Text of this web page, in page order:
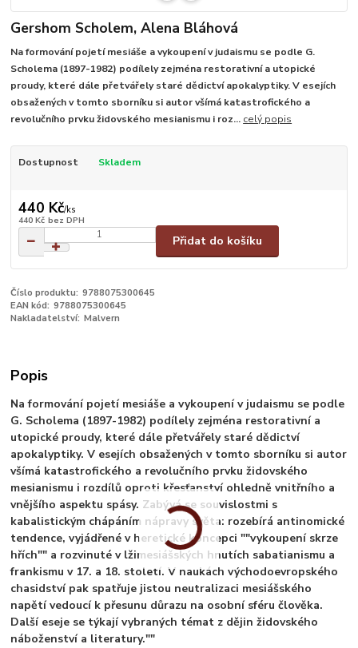
Gershom Scholem, Alena Bláhová
Na formování pojetí mesiáše a vykoupení v judaismu se podle G.
Scholema (1897-1982) podílely zejména restorativní a utopické
proudy, které dále přetvářely staré dědictví apokalyptiky. V esejích
obsažených v tomto sborníku si autor všímá katastrofického a
revolučního prvku židovského mesianismu i roz... celý popis
Dostupnost Skladem
440 Kč/ks
440 Kč bez DPH
Přidat do košíku
Číslo produktu: 9788075300645
EAN kód: 9788075300645
Nakladatelství: Malvern
Popis
Na formování pojetí mesiáše a vykoupení v judaismu se podle
G. Scholema (1897-1982) podílely zejména restorativní a
utopické proudy, které dále přetvářely staré dědictví
apokalyptiky. V esejích obsažených v tomto sborníku si autor
všímá katastrofického a revolučního prvku židovského
mesianismu i rozdílů oproti křesťanství ohledně vnitřního a
vnějšího aspektu spásy. Zabývá se souvislostmi s
kabalistickým chápáním nápravy světa: rozebírá antinomické
tendence, vyjádřené v heretické koncepci ""vykoupení skrze
hřích"" a rozvinuté v lžimesiášských hnutích sabatianismu a
frankismu v 17. a 18. století. V naukách východoevropského
chasidství pak spatřuje jistou neutralizaci mesiášského
napětí vedoucí k přesunu důrazu na osobní sféru člověka.
Další eseje se týkají vybraných témat z dějin židovského
náboženství a literatury.""